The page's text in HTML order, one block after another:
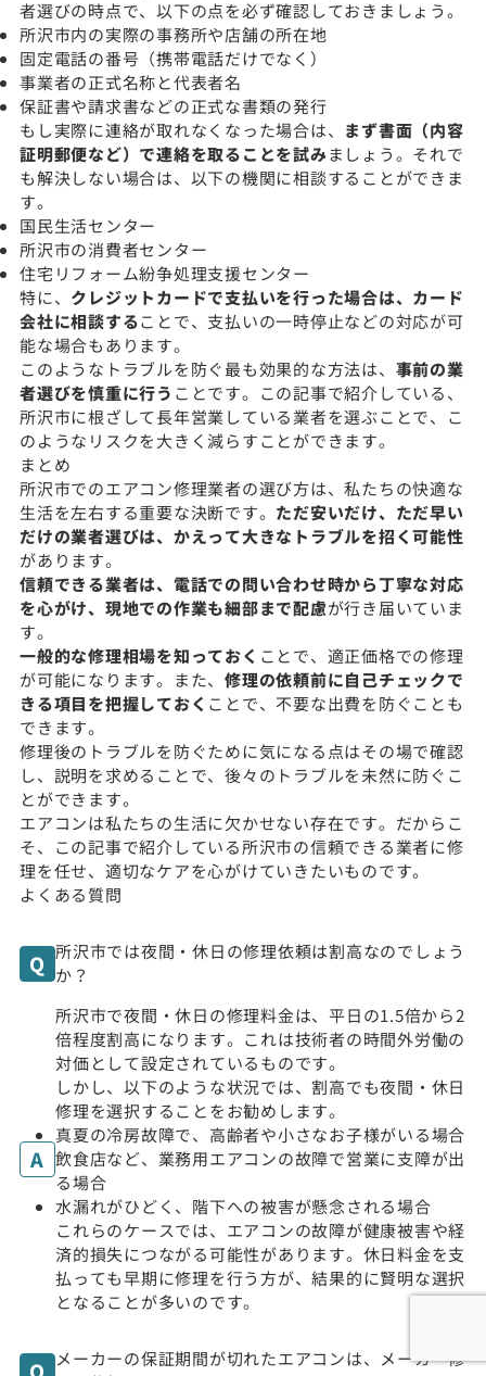
者選びの時点で、以下の点を必ず確認しておきましょう。
所沢市内の実際の事務所や店舗の所在地
固定電話の番号（携帯電話だけでなく）
事業者の正式名称と代表者名
保証書や請求書などの正式な書類の発行
もし実際に連絡が取れなくなった場合は、 まず書面（内容
証明郵便など）で連絡を取ることを試みましょう。それで
も解決しない場合は、以下の機関に相談することができま
す。
国民生活センター
所沢市の消費者センター
住宅リフォーム紛争処理支援センター
特に、 クレジットカードで支払いを行った場合は、カード
会社に相談することで、支払いの一時停止などの対応が可
能な場合もあります。
このようなトラブルを防ぐ最も効果的な方法は、 事前の業
者選びを慎重に行う ことです。この記事で紹介している、
所沢市に根ざして長年営業している業者を選ぶことで、こ
のようなリスクを大きく減らすことができます。
まとめ
所沢市でのエアコン修理業者の選び方は、私たちの快適な
生活を左右する重要な決断です。 ただ安いだけ、ただ早い
だけの業者選びは、かえって大きなトラブルを招く可能性
があります。
信頼できる業者は、電話での問い合わせ時から丁寧な対応
を心がけ、現地での作業も細部まで配慮が行き届いていま
す。
一般的な修理相場を知っておく ことで、適正価格での修理
が可能になります。また、 修理の依頼前に自己チェックで
きる項目を把握しておく ことで、不要な出費を防ぐことも
できます。
修理後のトラブルを防ぐために気になる点はその場で確認
し、説明を求めることで、後々のトラブルを未然に防ぐこ
とができます。
エアコンは私たちの生活に欠かせない存在です。だからこ
そ、この記事で紹介している所沢市の信頼できる業者に修
理を任せ、適切なケアを心がけていきたいものです。
よくある質問
所沢市では夜間・休日の修理依頼は割高なのでしょう
か？
所沢市で夜間・休日の修理料金は、平日の1.5倍から2
倍程度割高になります。これは技術者の時間外労働の
対価として設定されているものです。
しかし、以下のような状況では、割高でも夜間・休日
修理を選択することをお勧めします。
真夏の冷房故障で、高齢者や小さなお子様がいる場合
飲食店など、業務用エアコンの故障で営業に支障が出
る場合
水漏れがひどく、階下への被害が懸念される場合
これらのケースでは、エアコンの故障が健康被害や経
済的損失につながる可能性があります。休日料金を支
払っても早期に修理を行う方が、結果的に賢明な選択
となることが多いのです。
メーカーの保証期間が切れたエアコンは、メーカー修